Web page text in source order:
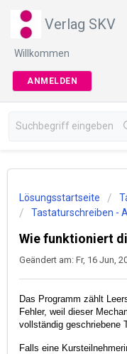
Verlag SKV
Willkommen
ANMELDEN
Lösungsstartseite
Tastaturschreiben -
Wie funktioniert
Geändert am: Fr, 16 Jun,
Das Programm zählt
Fehler, weil dieser
vollständig geschriebene
Falls eine